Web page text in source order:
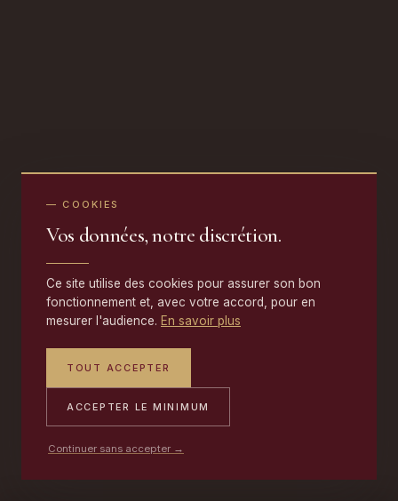
— COOKIES
Vos données, notre discrétion.
Ce site utilise des cookies pour assurer son bon
fonctionnement et, avec votre accord, pour en
mesurer l'audience. En savoir plus
TOUT ACCEPTER
ACCEPTER LE MINIMUM
Continuer sans accepter →